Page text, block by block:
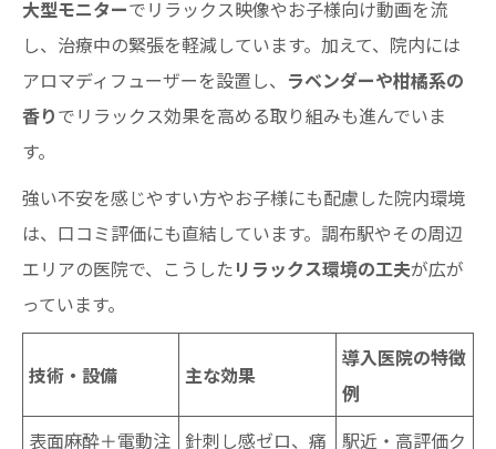
大型モニターでリラックス映像やお子様向け動画を流
し、治療中の緊張を軽減しています。加えて、院内には
アロマディフューザーを設置し、 ラベンダーや柑橘系の
香りでリラックス効果を高める取り組みも進んでいま
す。
強い不安を感じやすい方やお子様にも配慮した院内環境
は、口コミ評価にも直結しています。調布駅やその周辺
エリアの医院で、こうしたリラックス環境の工夫が広が
っています。
技術・設備 主な効果
導入医院の特徴
例
表面麻酔＋電動注 針刺し感ゼロ、痛
駅近・高評価ク